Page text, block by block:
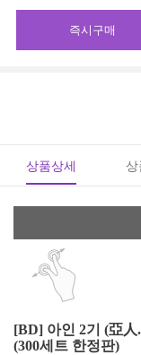
즉시구매
상품상세
[BD] 아인 2기 (亞
(300세트 한정판)